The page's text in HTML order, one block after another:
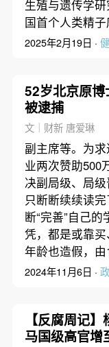
生殖与遗传学
国首个人类精
2025年2月19日 ·
52岁北京原
被逮捕
文｜财新 唐爱琳
副主席等。为求
业两次赞助500
决副局级、局级
只断断续续读
断“完善”自己
凭，都是或靠买
年龄也造假，
2024年11月6日 ·
【反腐周记
马国级高官增